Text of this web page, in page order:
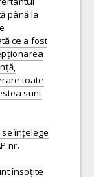
până la
ce a fost
toate
sunt
se înțelege
nr.
însoțite